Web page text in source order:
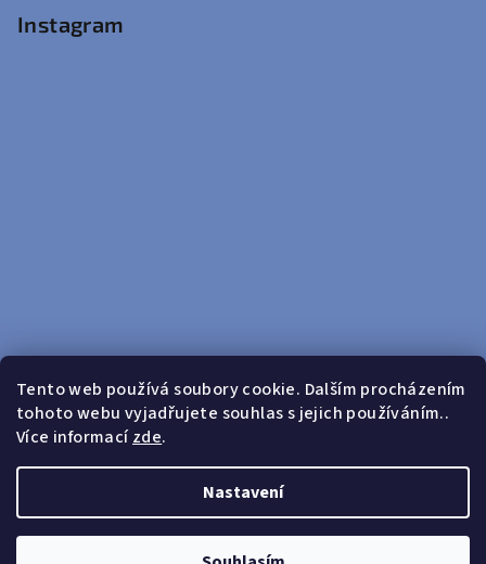
Tento web používá soubory cookie. Dalším procházením
tohoto webu vyjadřujete souhlas s jejich používáním..
Více informacízde.
Nastavení
Instagram
Sledovat na Instagramu
Doprava zdarma od 599 Kč